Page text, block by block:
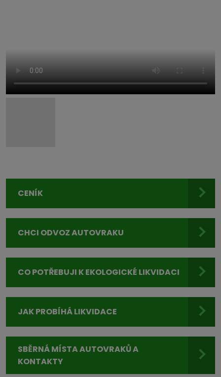
CENÍK
CHCI ODVOZ AUTOVRAKU
CO POTŘEBUJI K EKOLOGICKÉ LIKVIDACI
JAK PROBÍHÁ LIKVIDACE
SBĚRNÁ MÍSTA AUTOVRAKŮ A
KONTAKTY